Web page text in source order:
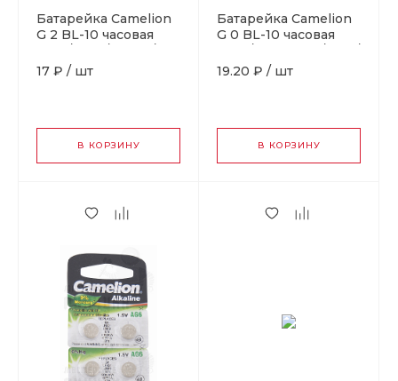
Батарейка Camelion
G 2 BL-10 часовая
(10 / 100 / 3600)
17 ₽ / шт
В КОРЗИНУ
Батарейка Camelion
G 0 BL-10 часовая
3600)
19.20 ₽ / шт
В КОРЗИНУ